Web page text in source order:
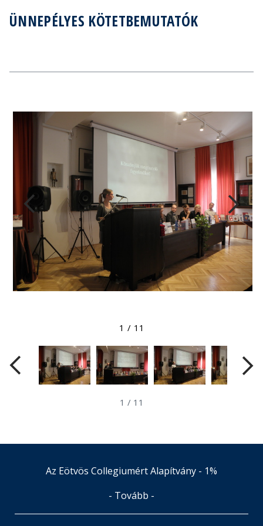
ÜNNEPÉLYES KÖTETBEMUTATÓK
1 / 11
1 / 11
Az Eötvös Collegiumért Alapítvány - 1%
- Tovább -